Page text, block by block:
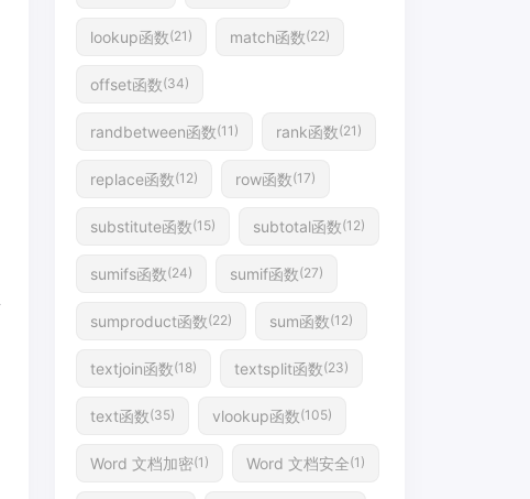
lookup函数(21) match函数(22)
offset函数(34)
randbetween函数(11) rank函数(21)
replace函数(12) row函数(17)
substitute函数(15) subtotal函数(12)
sumifs函数(24) sumif函数(27)
sumproduct函数(22) sum函数(12)
textjoin函数(18) textsplit函数(23)
text函数(35) vlookup函数(105)
Word 文档加密(1) Word 文档安全(1)